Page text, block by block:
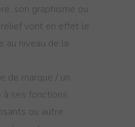
son graphisme ou
vont en effet le
au niveau de la
de marque / un
à ses fonctions
ou autre